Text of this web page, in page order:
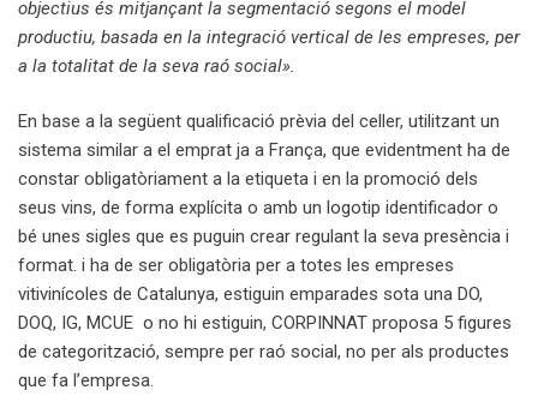
objectius és mitjançant la segmentació segons el model
productiu, basada en la integració vertical de les empreses, per
a la totalitat de la seva raó social».
En base a la següent qualificació prèvia del celler, utilitzant un
sistema similar a el emprat ja a França, que evidentment ha de
constar obligatòriament a la etiqueta i en la promoció dels
seus vins, de forma explícita o amb un logotip identificador o
bé unes sigles que es puguin crear regulant la seva presència i
format. i ha de ser obligatòria per a totes les empreses
vitivinícoles de Catalunya, estiguin emparades sota una DO,
DOQ, IG, MCUE o no hi estiguin, CORPINNAT proposa 5 figures
de categorització, sempre per raó social, no per als productes
que fa l’empresa.